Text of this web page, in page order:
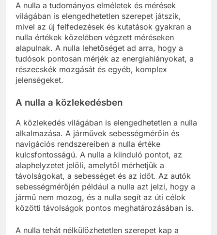
A nulla a tudományos elméletek és mérések
világában is elengedhetetlen szerepet játszik,
mivel az új felfedezések és kutatások gyakran a
nulla értékek közelében végzett méréseken
alapulnak. A nulla lehetőséget ad arra, hogy a
tudósok pontosan mérjék az energiahiányokat, a
részecskék mozgását és egyéb, komplex
jelenségeket.
A nulla a közlekedésben
A közlekedés világában is elengedhetetlen a nulla
alkalmazása. A járművek sebességmérőin és
navigációs rendszereiben a nulla értéke
kulcsfontosságú. A nulla a kiinduló pontot, az
alaphelyzetet jelöli, amelytől mérhetjük a
távolságokat, a sebességet és az időt. Az autók
sebességmérőjén például a nulla azt jelzi, hogy a
jármű nem mozog, és a nulla segít az úti célok
közötti távolságok pontos meghatározásában is.
A nulla tehát nélkülözhetetlen szerepet kap a